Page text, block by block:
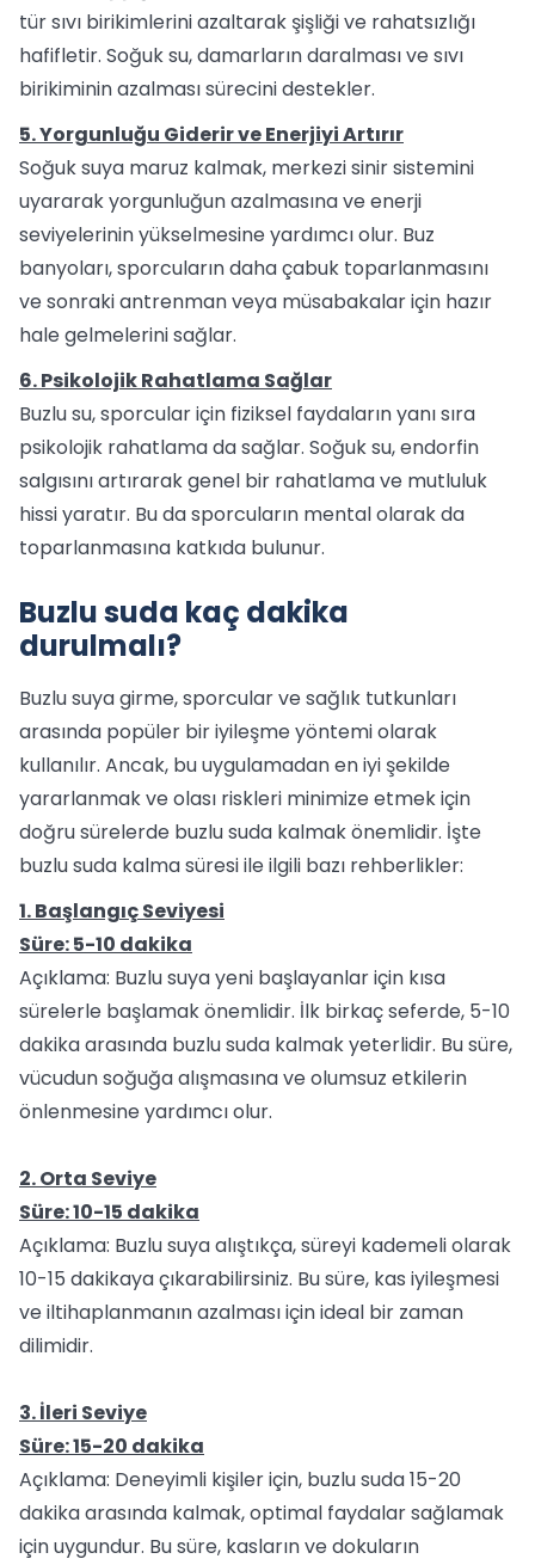
tür sıvı birikimlerini azaltarak şişliği ve rahatsızlığı
hafifletir. Soğuk su, damarların daralması ve sıvı
birikiminin azalması sürecini destekler.
5. Yorgunluğu Giderir ve Enerjiyi Artırır
Soğuk suya maruz kalmak, merkezi sinir sistemini
uyararak yorgunluğun azalmasına ve enerji
seviyelerinin yükselmesine yardımcı olur. Buz
banyoları, sporcuların daha çabuk toparlanmasını
ve sonraki antrenman veya müsabakalar için hazır
hale gelmelerini sağlar.
6. Psikolojik Rahatlama Sağlar
Buzlu su, sporcular için fiziksel faydaların yanı sıra
psikolojik rahatlama da sağlar. Soğuk su, endorfin
salgısını artırarak genel bir rahatlama ve mutluluk
hissi yaratır. Bu da sporcuların mental olarak da
toparlanmasına katkıda bulunur.
Buzlu suda kaç dakika
durulmalı?
Buzlu suya girme, sporcular ve sağlık tutkunları
arasında popüler bir iyileşme yöntemi olarak
kullanılır. Ancak, bu uygulamadan en iyi şekilde
yararlanmak ve olası riskleri minimize etmek için
doğru sürelerde buzlu suda kalmak önemlidir. İşte
buzlu suda kalma süresi ile ilgili bazı rehberlikler:
1. Başlangıç Seviyesi
Süre: 5-10 dakika
Açıklama: Buzlu suya yeni başlayanlar için kısa
sürelerle başlamak önemlidir. İlk birkaç seferde, 5-10
dakika arasında buzlu suda kalmak yeterlidir. Bu süre,
vücudun soğuğa alışmasına ve olumsuz etkilerin
önlenmesine yardımcı olur.
2. Orta Seviye
Süre: 10-15 dakika
Açıklama: Buzlu suya alıştıkça, süreyi kademeli olarak
10-15 dakikaya çıkarabilirsiniz. Bu süre, kas iyileşmesi
ve iltihaplanmanın azalması için ideal bir zaman
dilimidir.
3. İleri Seviye
Süre: 15-20 dakika
Açıklama: Deneyimli kişiler için, buzlu suda 15-20
dakika arasında kalmak, optimal faydalar sağlamak
için uygundur. Bu süre, kasların ve dokuların